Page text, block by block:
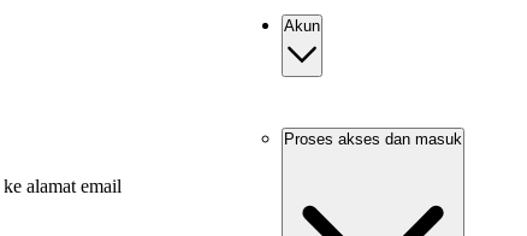
ke alamat email
Akun
Proses akses dan masuk